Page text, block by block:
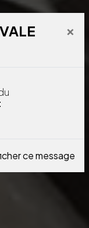
×
ce message